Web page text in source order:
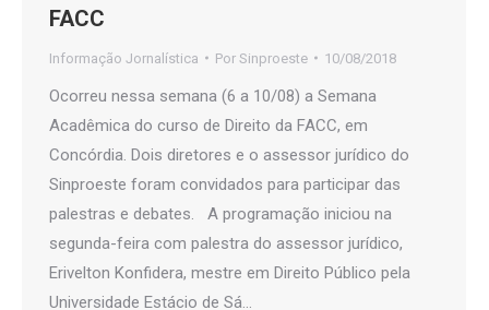
FACC
Informação Jornalística Por Sinproeste 10/08/2018
Ocorreu nessa semana (6 a 10/08) a Semana
Acadêmica do curso de Direito da FACC, em
Concórdia. Dois diretores e o assessor jurídico do
Sinproeste foram convidados para participar das
palestras e debates. A programação iniciou na
segunda-feira com palestra do assessor jurídico,
Erivelton Konfidera, mestre em Direito Público pela
Universidade Estácio de Sá…